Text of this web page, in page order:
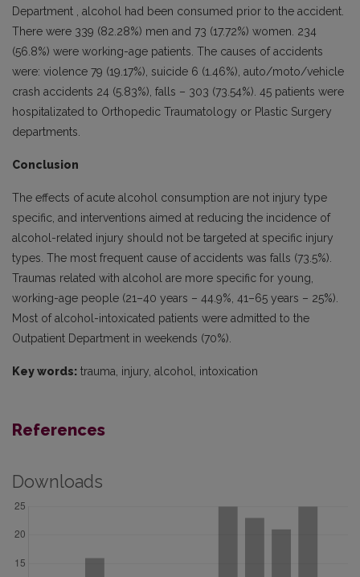
Department , alcohol had been consumed prior to the accident.
There were 339 (82.28%) men and 73 (17.72%) women. 234
(56.8%) were working-age patients. The causes of accidents
were: violence 79 (19.17%), suicide 6 (1.46%), auto/moto/vehicle
crash accidents 24 (5.83%), falls – 303 (73.54%). 45 patients were
hospitalizated to Orthopedic Traumatology or Plastic Surgery
departments.
Conclusion
The effects of acute alcohol consumption are not injury type
specific, and interventions aimed at reducing the incidence of
alcohol-related injury should not be targeted at specific injury
types. The most frequent cause of accidents was falls (73.5%).
Traumas related with alcohol are more specific for young,
working-age people (21–40 years – 44.9%, 41–65 years – 25%).
Most of alcohol-intoxicated patients were admitted to the
Outpatient Department in weekends (70%).
Key words: trauma, injury, alcohol, intoxication
References
Downloads